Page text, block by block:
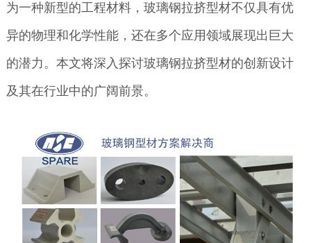
为一种新型的工程材料，玻璃钢拉挤型材不仅具有优
异的物理和化学性能，还在多个应用领域展现出巨大
的潜力。本文将深入探讨玻璃钢拉挤型材的创新设计
及其在行业中的广阔前景。